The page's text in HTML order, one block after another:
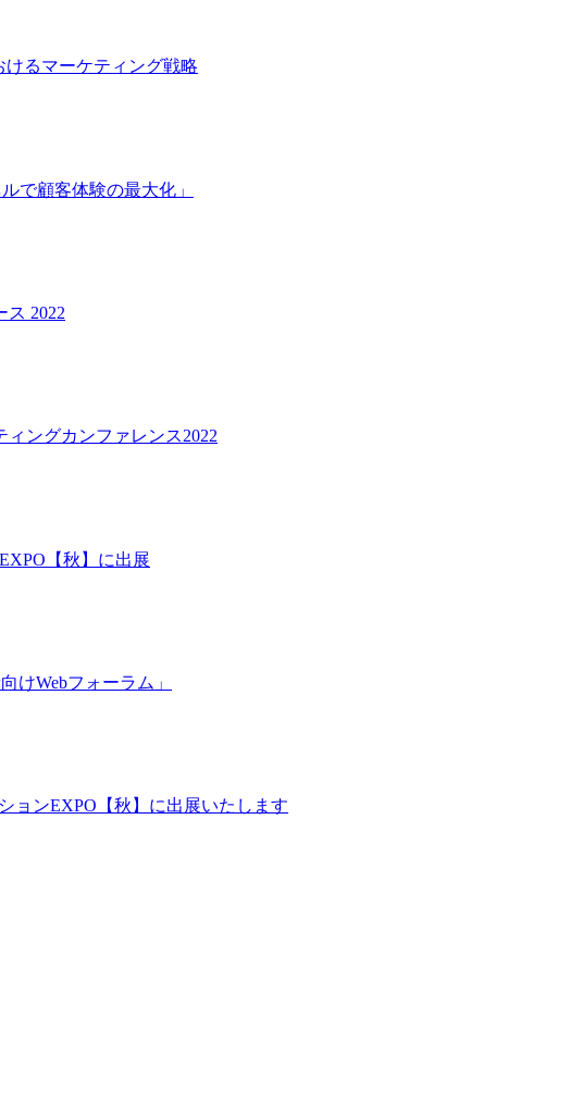
けるマーケティング戦略
で顧客体験の最大化」
ス 2022
ングカンファレンス2022
【秋】に出展
けWebフォーラム」
ョンEXPO【秋】に出展いたします